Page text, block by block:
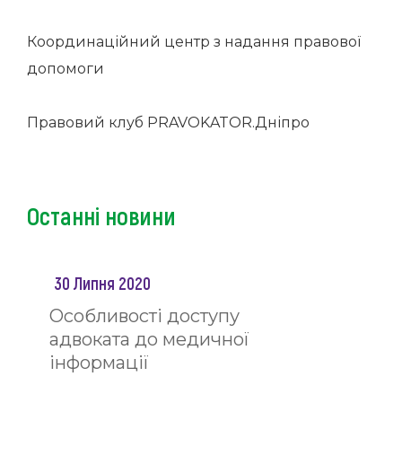
Координаційний центр з надання правової
допомоги
Правовий клуб PRAVOKATOR.Дніпро
Останні новини
30 Липня 2020
Особливості доступу
адвоката до медичної
інформації